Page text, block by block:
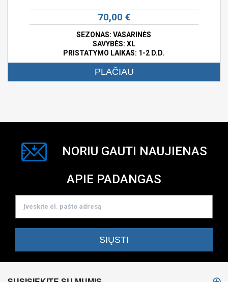
70,00 €
SEZONAS: VASARINĖS
SAVYBĖS: XL
PRISTATYMO LAIKAS: 1-2 D.D.
PLAČIAU
NORIU GAUTI NAUJIENAS
APIE PADANGAS